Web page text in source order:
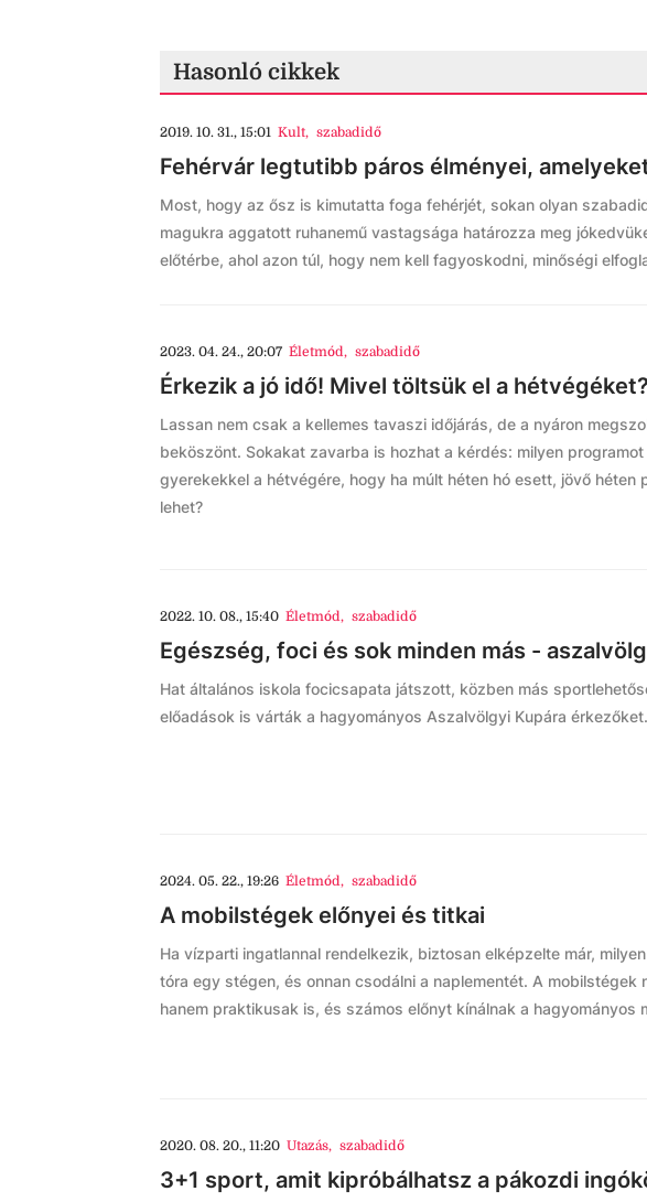
Hasonló cikkek
2019. 10. 31., 15:01 Kult, szabadidő
Fehérvár legtutibb páros élményei,
Most, hogy az ősz is kimutatta foga fehérjét, sokan olyan
magukra aggatott ruhanemű vastagsága határozza meg
előtérbe, ahol azon túl, hogy nem kell fagyoskodni, minőségi
2023. 04. 24., 20:07 Életmód, szabadidő
Érkezik a jó idő! Mivel töltsük el a hétvégéket?
Lassan nem csak a kellemes tavaszi időjárás, de a nyáron
beköszönt. Sokakat zavarba is hozhat a kérdés: milyen
gyerekekkel a hétvégére, hogy ha múlt héten hó esett, jövő héten
lehet?
2022. 10. 08., 15:40 Életmód, szabadidő
Egészség, foci és sok minden más -
Hat általános iskola focicsapata játszott, közben más
előadások is várták a hagyományos Aszalvölgyi Kupára érkezőket.
2024. 05. 22., 19:26 Életmód, szabadidő
A mobilstégek előnyei és titkai
Ha vízparti ingatlannal rendelkezik, biztosan elképzelte már,
tóra egy stégen, és onnan csodálni a naplementét. A mobilstégek
hanem praktikusak is, és számos előnyt kínálnak a hagyományos
2020. 08. 20., 11:20 Utazás, szabadidő
3+1 sport, amit kipróbálhatsz a pákozdi